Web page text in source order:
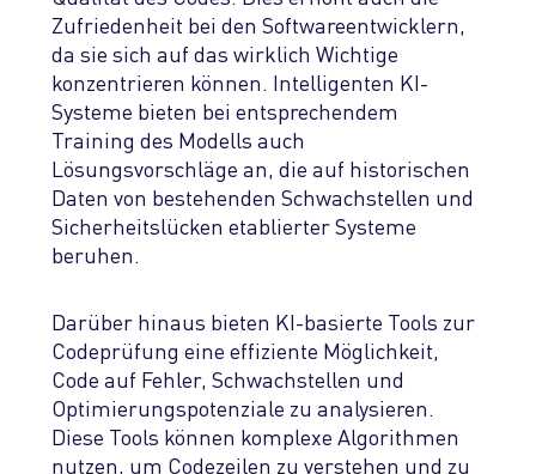
Zufriedenheit bei den Softwareentwicklern,
da sie sich auf das wirklich Wichtige
konzentrieren können. Intelligenten KI-
Systeme bieten bei entsprechendem
Training des Modells auch
Lösungsvorschläge an, die auf historischen
Daten von bestehenden Schwachstellen und
Sicherheitslücken etablierter Systeme
beruhen.
Darüber hinaus bieten KI-basierte Tools zur
Codeprüfung eine effiziente Möglichkeit,
Code auf Fehler, Schwachstellen und
Optimierungspotenziale zu analysieren.
Diese Tools können komplexe Algorithmen
nutzen, um Codezeilen zu verstehen und zu